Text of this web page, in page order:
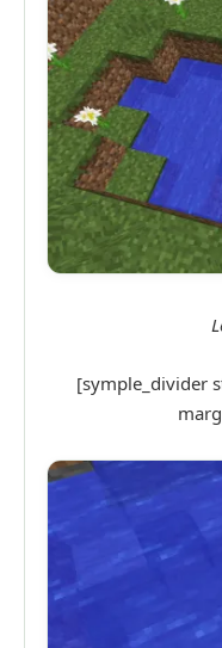
[symple_divider